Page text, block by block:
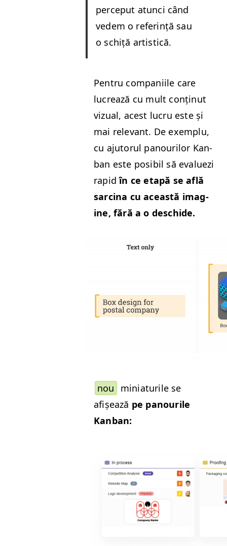
per­ceput atun­ci când
vedem o refer­ință sau
o schiță artistică.
Pen­tru com­pani­ile care
lucrează cu mult conțin­ut
vizual, acest lucru este și
mai rel­e­vant. De exem­plu,
cu aju­torul panourilor Kan­
ban este posi­bil să eval­uezi
rapidîn ce etapă se află
sarci­na cu această imag­
ine, fără a o deschide.
nou
minia­turile se
afișează pe panourile
Kanban: